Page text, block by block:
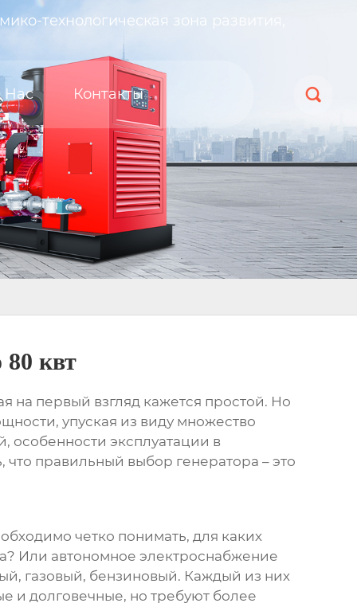
технологическая зона развития,
Нас Контакты 
квт
на первый взгляд кажется простой. Но
упуская из виду множество
особенности эксплуатации в
что правильный выбор генератора – это
четко понимать, для каких
Или автономное электроснабжение
газовый, бензиновый. Каждый из них
и долговечные, но требуют более